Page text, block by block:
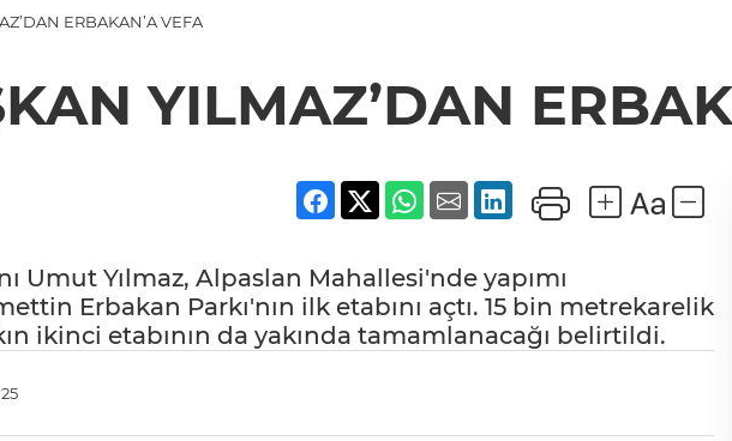
ERBAKAN’A VEFA
YILMAZ’DAN
Umut Yılmaz, Alpaslan Mahallesi'nde yapımı
Erbakan Parkı'nın ilk etabını açtı. 15 bin metrekarelik
ikinci etabının da yakında tamamlanacağı belirtildi.